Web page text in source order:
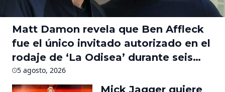
Matt Damon revela que Ben Affleck
fue el único invitado autorizado en el
rodaje de ‘La Odisea’ durante seis
meses
5 agosto, 2026